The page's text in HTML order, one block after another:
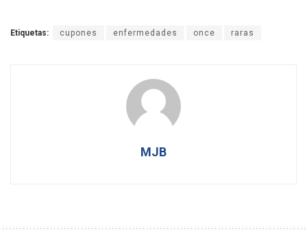
Etiquetas: cupones enfermedades once raras
MJB